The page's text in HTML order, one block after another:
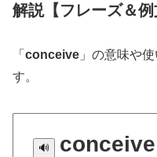
解説【フレーズ＆例
「 conceive 」の意味や
す。
conceive